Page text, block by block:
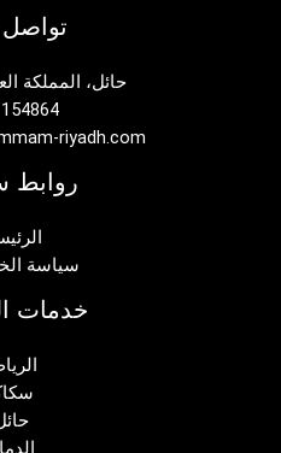
تواصل
حائل، المملكة
riyadh.com
روابط
سياسة
خدمات